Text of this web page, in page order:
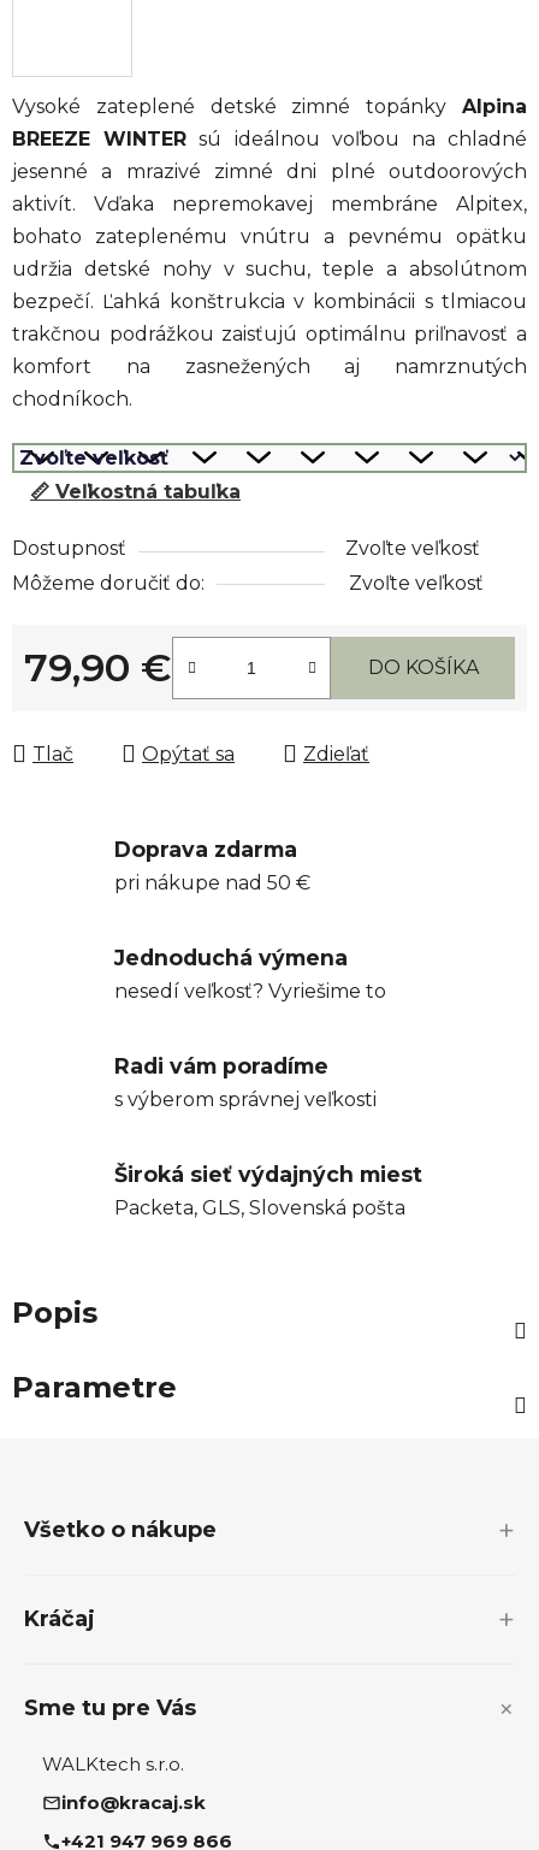
Vysoké zateplené detské zimné topánky Alpina
BREEZE WINTER sú ideálnou voľbou na chladné
jesenné a mrazivé zimné dni plné outdoorových
aktivít. Vďaka nepremokavej membráne Alpitex,
bohato zateplenému vnútru a pevnému opätku
udržia detské nohy v suchu, teple a absolútnom
bezpečí. Ľahká konštrukcia v kombinácii s tlmiacou
trakčnou podrážkou zaisťujú optimálnu priľnavosť a
komfort na zasnežených aj namrznutých
chodníkoch.
📏 Veľkostná tabuľka
Dostupnosť
Zvoľte veľkosť
Môžeme doručiť do:
Zvoľte veľkosť
79,90 €
Jednotková cena:
DO KOŠÍKA
Tlač Opýtať sa Zdieľať
Doprava zdarma
pri nákupe nad 50 €
Jednoduchá výmena
nesedí veľkosť? Vyriešime to
Radi vám poradíme
s výberom správnej veľkosti
Široká sieť výdajných miest
Packeta, GLS, Slovenská pošta
Popis
Parametre
Všetko o nákupe
Kráčaj
Sme tu pre Vás
WALKtech s.r.o.
info@kracaj.sk
+421 947 969 866